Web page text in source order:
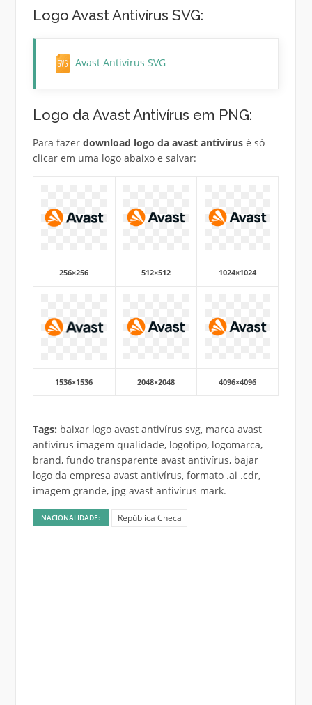
Logo Avast Antivírus SVG:
Avast Antivírus SVG
Logo da Avast Antivírus em PNG:
Para fazer download logo da avast antivírusé só
clicar em uma logo abaixo e salvar:
256×256 512×512 1024×1024
1536×1536 2048×2048 4096×4096
Tags: baixar logo avast antivírus svg, marca avast
antivírus imagem qualidade, logotipo, logomarca,
brand, fundo transparente avast antivírus, bajar
logo da empresa avast antivírus, formato .ai .cdr,
imagem grande, jpg avast antivírus mark.
NACIONALIDADE: República Checa